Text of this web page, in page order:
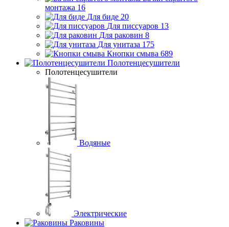
монтажа 16
Для биде 20
Для писсуаров 13
Для раковин 8
Для унитаза 175
Кнопки смыва 689
Полотенцесушители
Полотенцесушители
Водяные
Электрические
Раковины